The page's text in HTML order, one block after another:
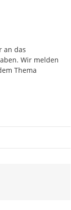
an das
Wir melden
Thema